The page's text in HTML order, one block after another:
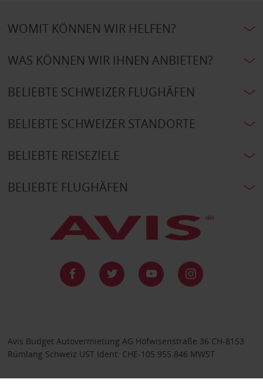
WOMIT KÖNNEN WIR HELFEN?
WAS KÖNNEN WIR IHNEN ANBIETEN?
BELIEBTE SCHWEIZER FLUGHÄFEN
BELIEBTE SCHWEIZER STANDORTE
BELIEBTE REISEZIELE
BELIEBTE FLUGHÄFEN
Avis Budget Autovermietung AG Hofwisenstraße 36 CH-8153
Rümlang Schweiz UST Ident: CHE-105.955.846 MWST